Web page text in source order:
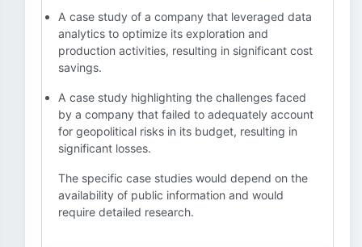
A case study of a company that leveraged data
analytics to optimize its exploration and
production activities, resulting in significant cost
savings.
A case study highlighting the challenges faced
by a company that failed to adequately account
for geopolitical risks in its budget, resulting in
significant losses.
The specific case studies would depend on the
availability of public information and would
require detailed research.